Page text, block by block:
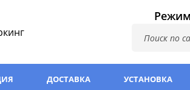
ДОСТАВКА УСТАНОВКА